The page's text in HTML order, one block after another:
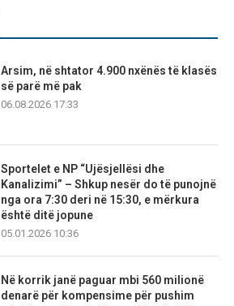
Arsim, në shtator 4.900 nxënës të klasës
së parë më pak
06.08.2026 17:33
Sportelet e NP “Ujësjellësi dhe
Kanalizimi” – Shkup nesër do të punojnë
nga ora 7:30 deri në 15:30, e mërkura
është ditë jopune
05.01.2026 10:36
Në korrik janë paguar mbi 560 milionë
denarë për kompensime për pushim